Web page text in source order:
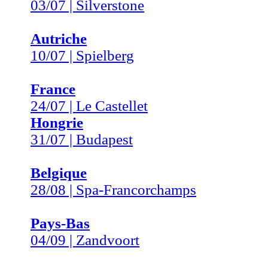
03/07 | Silverstone
Autriche
10/07 | Spielberg
France
24/07 | Le Castellet
Hongrie
31/07 | Budapest
Belgique
28/08 | Spa-Francorchamps
Pays-Bas
04/09 | Zandvoort